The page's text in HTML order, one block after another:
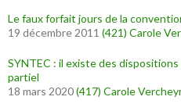
Le faux forfait jours de la
19 décembre 2011 (421) Carole
SYNTEC : il existe des
partiel
18 mars 2020(417) Carole